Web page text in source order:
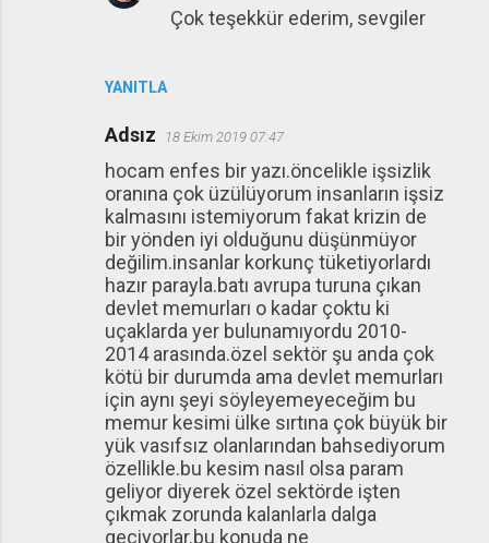
YANITLA
Çok teşekkür ederim, sevgiler
Adsız 18 Ekim 2019 07:47
hocam enfes bir yazı.öncelikle işsizlik
oranına çok üzülüyorum insanların işsiz
kalmasını istemiyorum fakat krizin de
bir yönden iyi olduğunu düşünmüyor
değilim.insanlar korkunç tüketiyorlardı
hazır parayla.batı avrupa turuna çıkan
devlet memurları o kadar çoktu ki
uçaklarda yer bulunamıyordu 2010-
2014 arasında.özel sektör şu anda çok
kötü bir durumda ama devlet memurları
için aynı şeyi söyleyemeyeceğim bu
memur kesimi ülke sırtına çok büyük bir
yük vasıfsız olanlarından bahsediyorum
özellikle.bu kesim nasıl olsa param
geliyor diyerek özel sektörde işten
çıkmak zorunda kalanlarla dalga
geçiyorlar.bu konuda ne